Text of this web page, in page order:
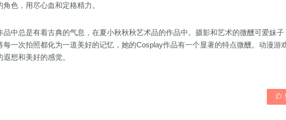
色，用尽心血和定格精力。
中总是有着古典的气息，在夏小秋秋秋艺术品的作品中。摄影和艺术的微醺可爱妹子
一次拍照都化为一道美好的记忆，她的Cosplay作品有一个显著的特点微醺。动漫游
想和美好的感觉。
